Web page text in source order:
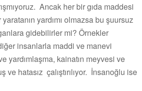
Ancak her bir gıda maddesi
yardımı olmazsa bu şuursuz
gidebilirler mi? Örnekler
insanlarla maddi ve manevi
yardımlaşma, kainatın meyvesi ve
hatasız çalıştırılıyor. İnsanoğlu ise